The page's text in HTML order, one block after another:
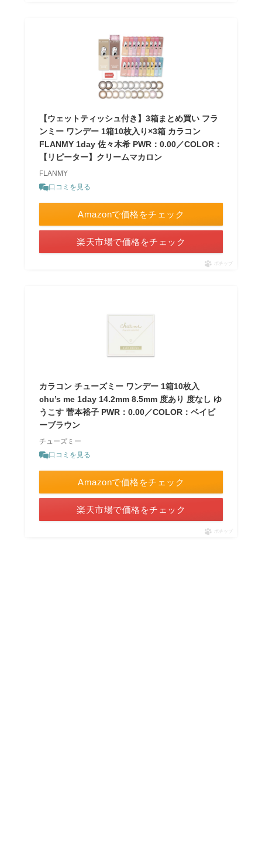
【ウェットティッシュ付き】3箱まとめ買い フラ
ンミー ワンデー 1箱10枚入り×3箱 カラコン
FLANMY 1day 佐々木希 PWR：0.00／COLOR：
【リピーター】クリームマカロン
FLANMY
口コミを見る
Amazonで価格をチェック
楽天市場で価格をチェック
ポチップ
カラコン チューズミー ワンデー 1箱10枚入
chu’s me 1day 14.2mm 8.5mm 度あり 度なし ゆ
うこす 菅本裕子 PWR：0.00／COLOR：ベイビ
ーブラウン
チューズミー
口コミを見る
Amazonで価格をチェック
楽天市場で価格をチェック
ポチップ